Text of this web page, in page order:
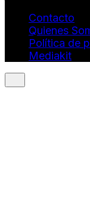
Contacto
Quienes
Política de
Mediakit